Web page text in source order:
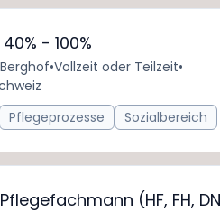
- 100%
•Vollzeit oder Teilzeit•
Pflegeprozesse Sozialbereich
(HF, FH,